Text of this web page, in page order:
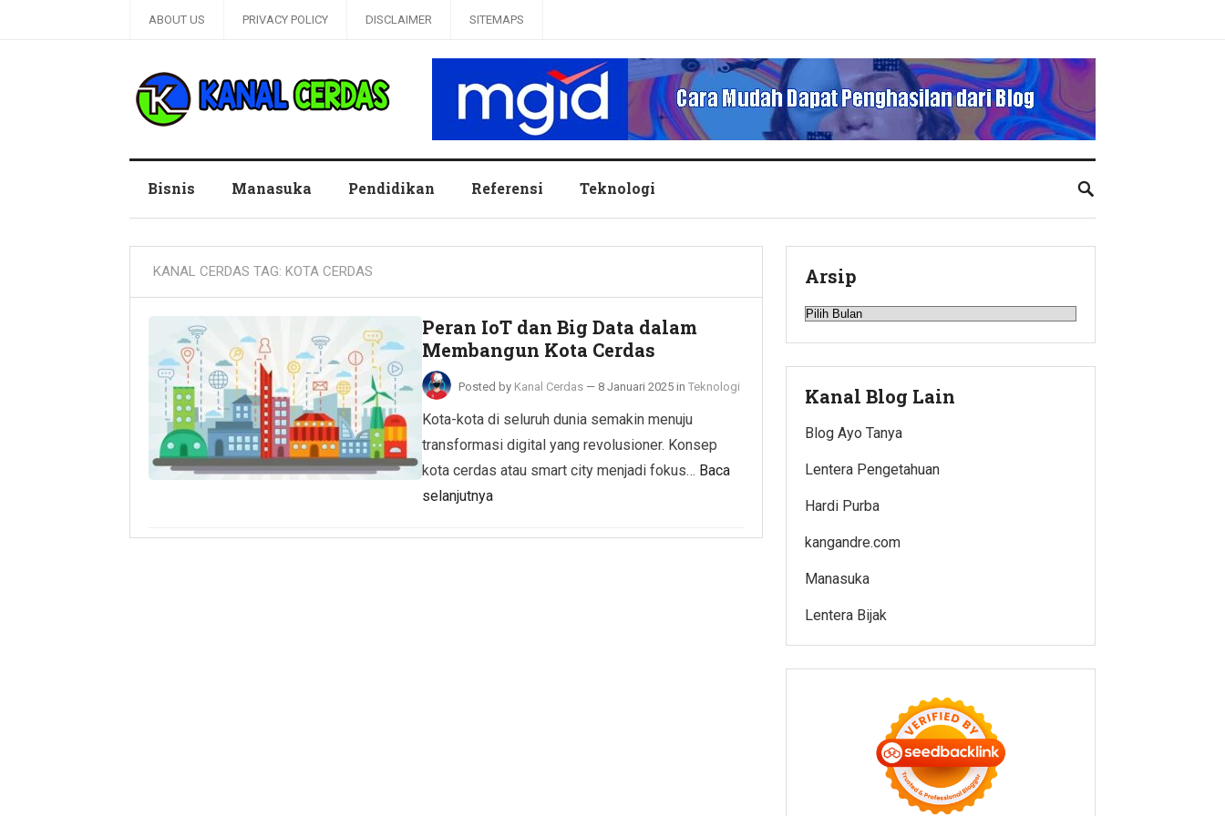
ABOUT US PRIVACY POLICY DISCLAIMER SITEMAPS
Bisnis Manasuka Pendidikan Referensi Teknologi
KANAL CERDAS TAG: KOTA CERDAS
Peran IoT dan Big Data dalam
Membangun Kota Cerdas
Posted by Kanal Cerdas — 8 Januari 2025 in Teknologi
Kota-kota di seluruh dunia semakin menuju
transformasi digital yang revolusioner. Konsep
kota cerdas atau smart city menjadi fokus… Baca
selanjutnya
Arsip
Arsip
Kanal Blog Lain
Blog Ayo Tanya
Lentera Pengetahuan
Hardi Purba
kangandre.com
Manasuka
Lentera Bijak